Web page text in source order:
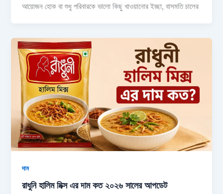
আয়োজন হোক বা শুধু পরিবারকে ভালো কিছু খাওয়ানোর ইচ্ছা, বাসমতি চালের
দাম
রাধুনি হালিম মিক্স এর দাম কত ২০২৬ সালের আপডেট